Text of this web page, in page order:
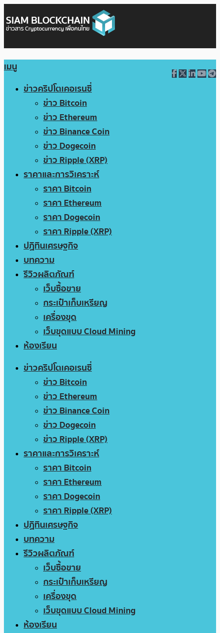
เมนู
ข่าวคริปโตเคอเรนซี่
ข่าว Bitcoin
ข่าว Ethereum
ข่าว Binance Coin
ข่าว Dogecoin
ข่าว Ripple (XRP)
ราคาและการวิเคราะห์
ราคา Bitcoin
ราคา Ethereum
ราคา Dogecoin
ราคา Ripple (XRP)
ปฏิทินเศรษฐกิจ
บทความ
รีวิวผลิตภัณฑ์
เว็บซื้อขาย
กระเป๋าเก็บเหรียญ
เครื่องขุด
เว็บขุดแบบ Cloud Mining
ห้องเรียน
ข่าวคริปโตเคอเรนซี่
ข่าว Bitcoin
ข่าว Ethereum
ข่าว Binance Coin
ข่าว Dogecoin
ข่าว Ripple (XRP)
ราคาและการวิเคราะห์
ราคา Bitcoin
ราคา Ethereum
ราคา Dogecoin
ราคา Ripple (XRP)
ปฏิทินเศรษฐกิจ
บทความ
รีวิวผลิตภัณฑ์
เว็บซื้อขาย
กระเป๋าเก็บเหรียญ
เครื่องขุด
เว็บขุดแบบ Cloud Mining
ห้องเรียน